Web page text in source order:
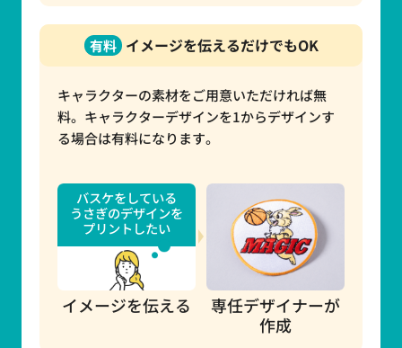
有料 イメージを伝えるだけでもOK
キャラクターの素材をご用意いただければ無
料。キャラクターデザインを1からデザインす
る場合は有料になります。
バスケをしている
うさぎのデザインを
プリントしたい
イメージを伝える
専任デザイナーが
作成